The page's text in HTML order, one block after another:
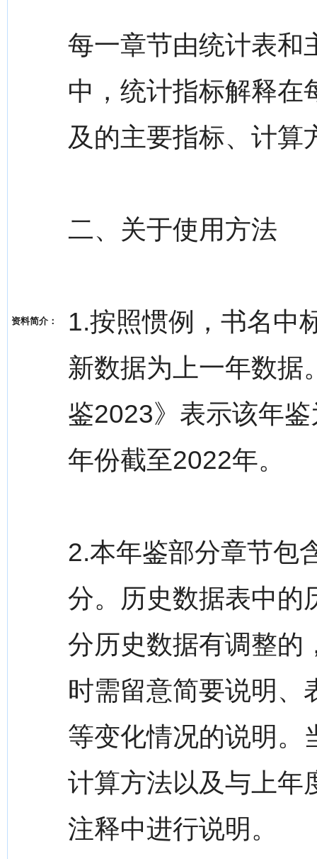
资料简介：
每一章节由统计表和
中，统计指标解释在
及的主要指标、计算
二、关于使用方法
1.按照惯例，书名中
新数据为上一年数据
鉴2023》表示该年
年份截至2022年。
2.本年鉴部分章节包
分。历史数据表中的
分历史数据有调整的
时需留意简要说明、
等变化情况的说明。
计算方法以及与上年
注释中进行说明。